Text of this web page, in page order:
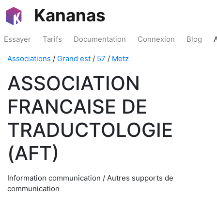
Kananas
Essayer Tarifs Documentation Connexion Blog
Associations / Grand est / 57 / Metz
ASSOCIATION
FRANCAISE DE
TRADUCTOLOGIE
(AFT)
Information communication / Autres supports de
communication